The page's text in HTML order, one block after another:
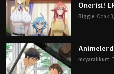
Önerisi!
Biggie Ocak
mcyaralıkurt